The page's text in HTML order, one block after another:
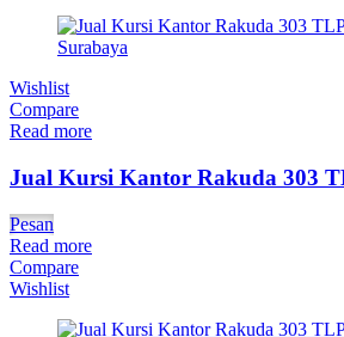
Wishlist
Compare
Read more
Jual Kursi Kantor Rakuda 303
Pesan
Read more
Compare
Wishlist